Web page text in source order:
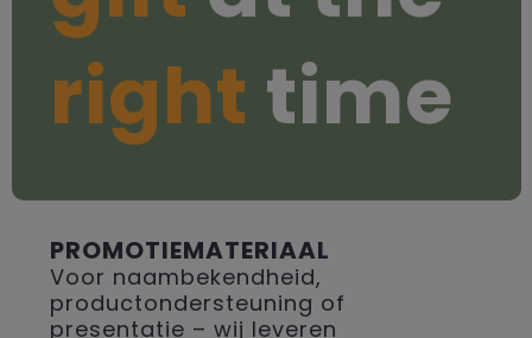
right time
PROMOTIEMATERIAAL
Voor naambekendheid,
productondersteuning of
presentatie – wij leveren